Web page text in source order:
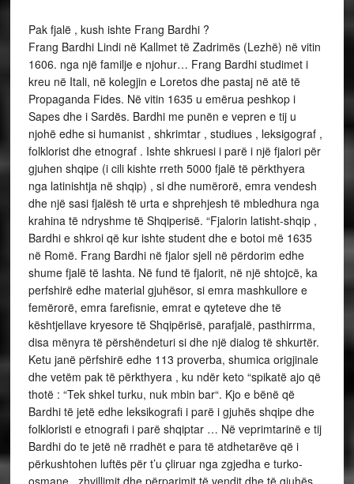
Pak fjalë , kush ishte Frang Bardhi ?
Frang Bardhi Lindi në Kallmet të Zadrimës (Lezhë) në vitin
1606. nga një familje e njohur… Frang Bardhi studimet i
kreu në Itali, në kolegjin e Loretos dhe pastaj në atë të
Propaganda Fides. Në vitin 1635 u emërua peshkop i
Sapes dhe i Sardës. Bardhi me punën e vepren e tij u
njohë edhe si humanist , shkrimtar , studiues , leksigograf ,
folklorist dhe etnograf . Ishte shkruesi i parë i një fjalori për
gjuhen shqipe (i cili kishte rreth 5000 fjalë të përkthyera
nga latinishtja në shqip) , si dhe numërorë, emra vendesh
dhe një sasi fjalësh të urta e shprehjesh të mbledhura nga
krahina të ndryshme të Shqiperisë. “Fjalorin latisht-shqip ,
Bardhi e shkroi që kur ishte student dhe e botoi më 1635
në Romë. Frang Bardhi në fjalor sjell në përdorim edhe
shume fjalë të lashta. Në fund të fjalorit, në një shtojcë, ka
perfshirë edhe material gjuhësor, si emra mashkullore e
femërorë, emra farefisnie, emrat e qyteteve dhe të
kështjellave kryesore të Shqipërisë, parafjalë, pasthirrma,
disa mënyra të përshëndeturi si dhe një dialog të shkurtër.
Ketu janë përfshirë edhe 113 proverba, shumica origjinale
dhe vetëm pak të përkthyera , ku ndër keto “spikatë ajo që
thotë : “Tek shkel turku, nuk mbin bar“. Kjo e bënë që
Bardhi të jetë edhe leksikografi i parë i gjuhës shqipe dhe
folkloristi e etnografi i parë shqiptar … Në veprimtarinë e tij
Bardhi do te jetë në rradhët e para të atdhetarëve që i
përkushtohen luftës për t’u çliruar nga zgjedha e turko-
osmane , zhvillimit dhe përparimit të vendit dhe të gjuhës